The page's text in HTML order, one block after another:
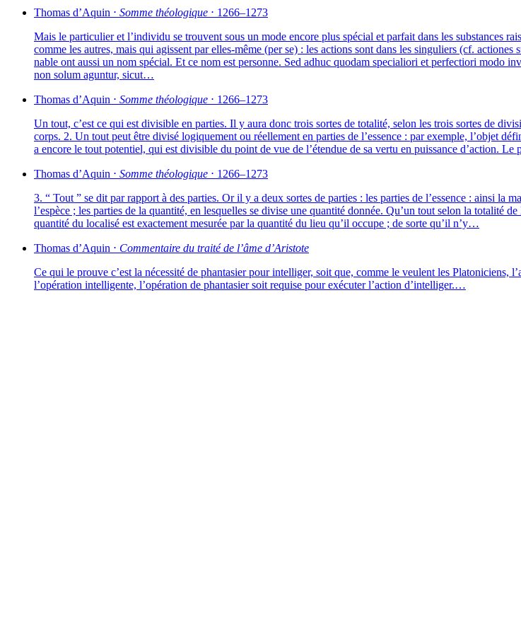
Thomas d’Aquin ⋅ Somme théo­lo­gique ⋅ 1266–1273
Mais le par­ti­cu­lier et l’individu se trouvent sous un mode encore plus spé­cial et par­fait dans les sub­stances
comme les autres, mais qui agissent par elles-même (per se) : les actions sont dans les sin­gu­liers (cf.
nable ont aus­si un nom spé­cial. Et ce nom est per­sonne. Sed adhuc quo­dam spe­cia­lio­ri et per­fec­tio­ri modo
non solum agun­tur, sicut…
Thomas d’Aquin ⋅ Somme théo­lo­gique ⋅ 1266–1273
Un tout, c’est ce qui est divi­sible en par­ties. Il y aura donc trois sortes de tota­li­té, selon les trois sortes de
corps. 2. Un tout peut être divi­sé logi­que­ment ou réel­le­ment en par­ties de l’essence : par exemple, l’objet
a encore le tout poten­tiel, qui est divi­sible du point de vue de l’étendue de sa ver­tu en puis­sance d’action.
Thomas d’Aquin ⋅ Somme théo­lo­gique ⋅ 1266–1273
3. “ Tout ” se dit par rap­port à des par­ties. Or il y a deux sortes de par­ties : les par­ties de l’essence : ain­si la
l’espèce ; les par­ties de la quan­ti­té, en les­quelles se divise une quan­ti­té don­née. Qu’un tout selon la tota­li­té
quan­ti­té du loca­li­sé est exac­te­ment mesu­rée par la quan­ti­té du lieu qu’il occupe ; de sorte qu’il n’y…
Thomas d’Aquin ⋅ Commentaire du trai­té de l’âme d’Aristote
Ce qui le prouve c’est la néces­si­té de phan­ta­sier pour intel­li­ger, soit que, comme le veulent les
l’opération intel­li­gente, l’opération de phan­ta­sier soit requise pour exé­cu­ter l’action d’intelliger.…